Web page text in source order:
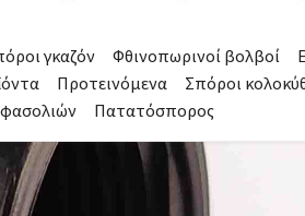
γκαζόν Φθινοπωρινοί βολβοί
Προτεινόμενα Σπόροι
Πατατόσπορος